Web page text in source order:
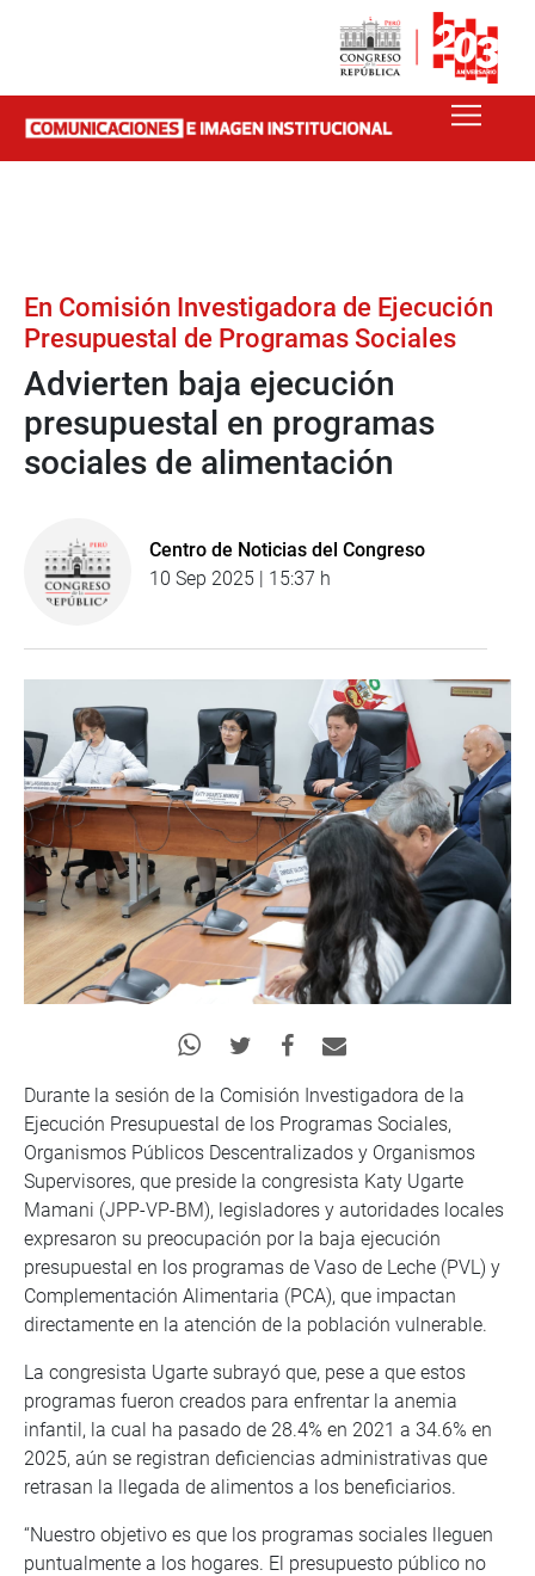
En Comisión Investigadora de Ejecución
Presupuestal de Programas Sociales
Advierten baja ejecución
presupuestal en programas
sociales de alimentación
Centro de Noticias del Congreso
10 Sep 2025 | 15:37 h
Durante la sesión de la Comisión Investigadora de la
Ejecución Presupuestal de los Programas Sociales,
Organismos Públicos Descentralizados y Organismos
Supervisores, que preside la congresista Katy Ugarte
Mamani (JPP-VP-BM), legisladores y autoridades locales
expresaron su preocupación por la baja ejecución
presupuestal en los programas de Vaso de Leche (PVL) y
Complementación Alimentaria (PCA), que impactan
directamente en la atención de la población vulnerable.
La congresista Ugarte subrayó que, pese a que estos
programas fueron creados para enfrentar la anemia
infantil, la cual ha pasado de 28.4% en 2021 a 34.6% en
2025, aún se registran deficiencias administrativas que
retrasan la llegada de alimentos a los beneficiarios.
“Nuestro objetivo es que los programas sociales lleguen
puntualmente a los hogares. El presupuesto público no